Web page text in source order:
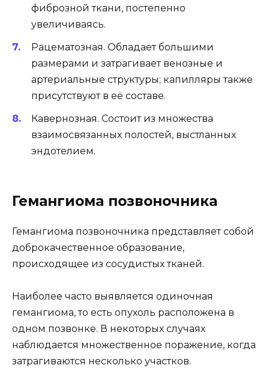
фиброзной ткани, постепенно
увеличиваясь.
Рацематозная. Обладает большими
размерами и затрагивает венозные и
артериальные структуры; капилляры также
присутствуют в её составе.
Кавернозная. Состоит из множества
взаимосвязанных полостей, выстланных
эндотелием.
Гемангиома позвоночника
Гемангиома позвоночника представляет собой
доброкачественное образование,
происходящее из сосудистых тканей.
Наиболее часто выявляется одиночная
гемангиома, то есть опухоль расположена в
одном позвонке. В некоторых случаях
наблюдается множественное поражение, когда
затрагиваются несколько участков.